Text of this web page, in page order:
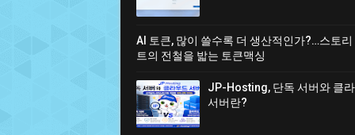
AI 토큰, 많이 쓸수록 더 생산적인가?…스토리
트의 전철을 밟는 토큰맥싱
JP-Hosting, 단독 서버와 클
서버란?